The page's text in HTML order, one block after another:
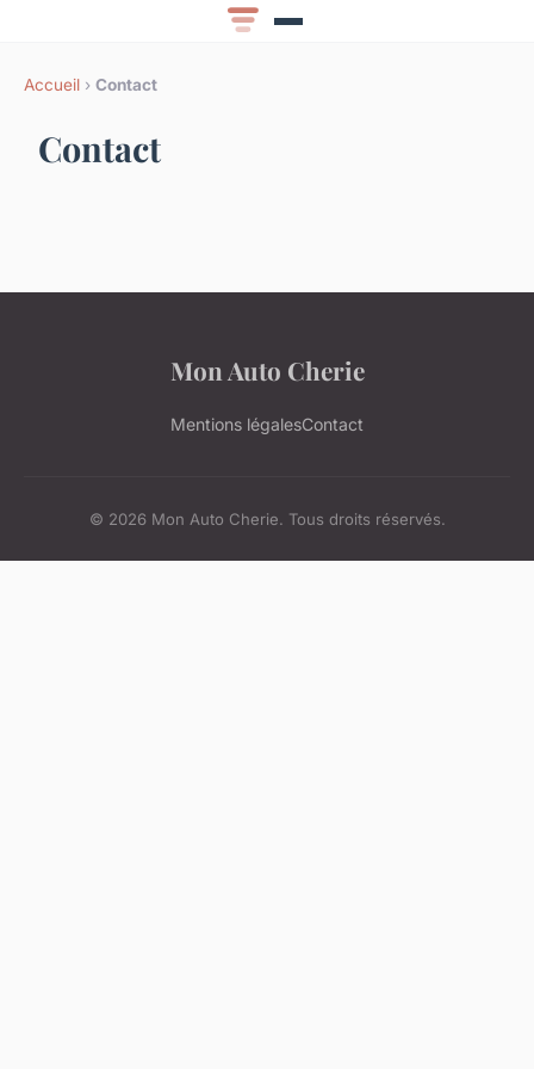
Accueil › Contact
Contact
Mon Auto Cherie
Mentions légalesContact
© 2026 Mon Auto Cherie. Tous droits réservés.